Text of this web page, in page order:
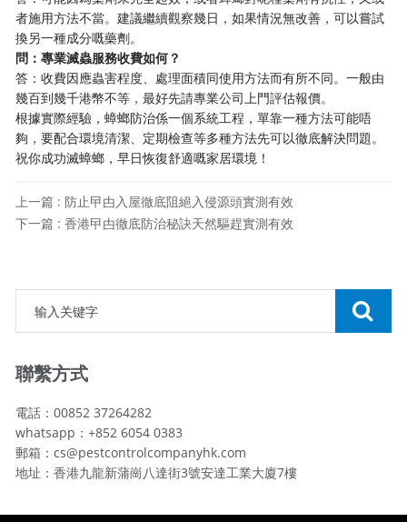
者施用方法不當。建議繼續觀察幾日，如果情況無改善，可以嘗試
換另一種成分嘅藥劑。
​問：專業滅蟲服務收費如何？​
答：收費因應蟲害程度、處理面積同使用方法而有所不同。一般由
幾百到幾千港幣不等，最好先請專業公司上門評估報價。
根據實際經驗，蟑螂防治係一個系統工程，單靠一種方法可能唔
夠，要配合環境清潔、定期檢查等多種方法先可以徹底解決問題。
祝你成功滅蟑螂，早日恢復舒適嘅家居環境！
上一篇 : 防止曱甴入屋徹底阻絕入侵源頭實測有效
下一篇 : 香港曱甴徹底防治秘訣天然驅趕實測有效
聯繫方式
電話：00852 37264282
whatsapp：+852 6054 0383
郵箱：cs@pestcontrolcompanyhk.com
地址：香港九龍新蒲崗八達街3號安達工業大廈7樓